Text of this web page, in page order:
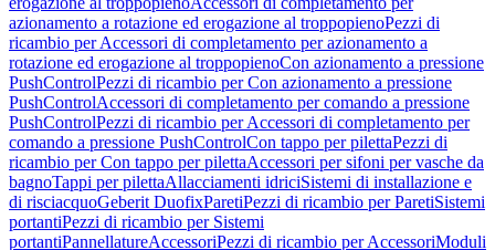
azionamento a rotazione ed erogazione al troppopienoPezzi di
ricambio per Accessori di completamento per azionamento a
rotazione ed erogazione al troppopienoCon azionamento a pressione
PushControlPezzi di ricambio per Con azionamento a pressione
PushControlAccessori di completamento per comando a pressione
PushControlPezzi di ricambio per Accessori di completamento per
comando a pressione PushControlCon tappo per pilettaPezzi di
ricambio per Con tappo per pilettaAccessori per sifoni per vasche da
bagnoTappi per pilettaAllacciamenti idriciSistemi di installazione e
di risciacquoGeberit DuofixParetiPezzi di ricambio per ParetiSistemi
portantiPezzi di ricambio per Sistemi
portantiPannellatureAccessoriPezzi di ricambio per AccessoriModuli